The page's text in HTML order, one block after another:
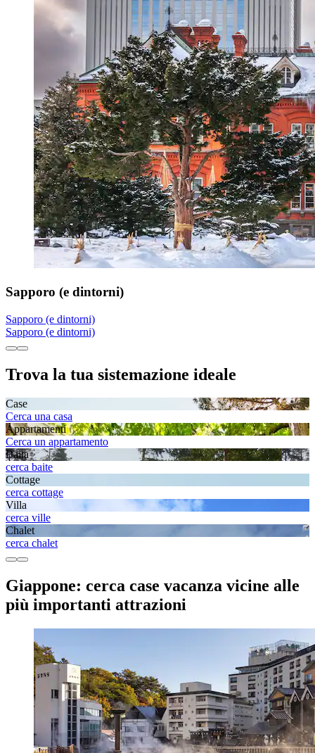
Sapporo (e dintorni)
Sapporo (e dintorni)
Sapporo (e dintorni)
Trova la tua sistemazione ideale
Case
Cerca una casa
Appartamenti
Cerca un appartamento
Baita
cerca baite
Cottage
cerca cottage
Villa
cerca ville
Chalet
cerca chalet
Giappone: cerca case vacanza vicine alle
più importanti attrazioni